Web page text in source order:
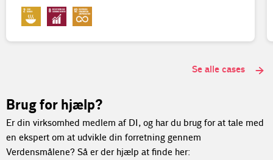
Se alle cases
Brug for hjælp?
Er din virksomhed medlem af DI, og har du brug for at tale med
en ekspert om at udvikle din forretning gennem
Verdensmålene? Så er der hjælp at finde her: